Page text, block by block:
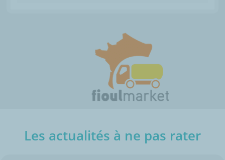
Les actualités à ne pas rater